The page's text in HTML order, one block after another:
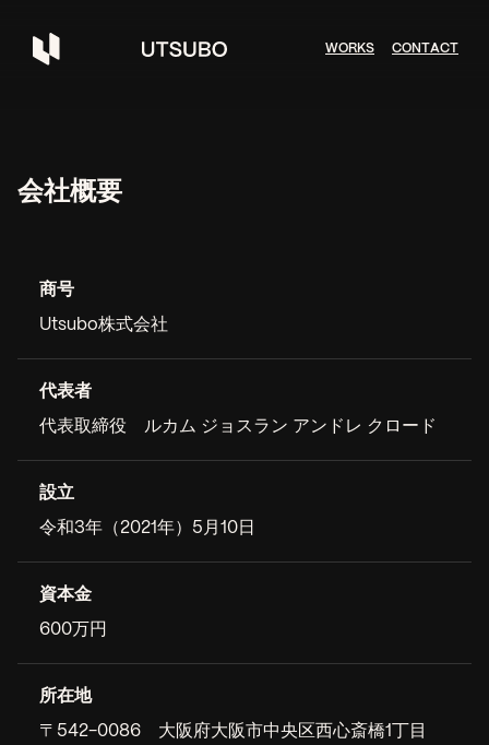
WORKS CONTACT
会社概要
商号
Utsubo株式会社
代表者
代表取締役 ルカム ジョスラン アンドレ クロード
設立
令和3年（2021年）5月10日
資本金
600万円
所在地
〒542-0086 大阪府大阪市中央区西心斎橋1丁目